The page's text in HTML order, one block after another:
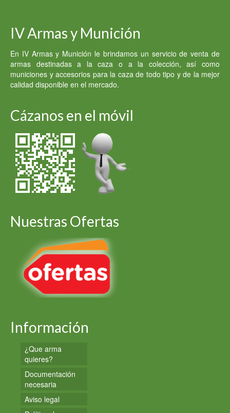
IV Armas y Munición
En IV Armas y Munición le brindamos un servicio de venta de
armas destinadas a la caza o a la colección, así como
municiones y accesorios para la caza de todo tipo y de la mejor
calidad disponible en el mercado.
Cázanos en el móvil
Nuestras Ofertas
Información
¿Que arma
quieres?
Documentación
necesaria
Aviso legal